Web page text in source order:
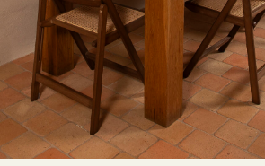
NEWS
CONTACT
FR EN